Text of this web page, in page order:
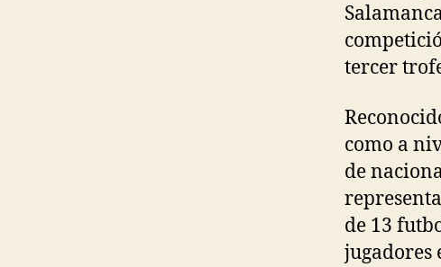
tercer
como a
de
de 13
jugadores